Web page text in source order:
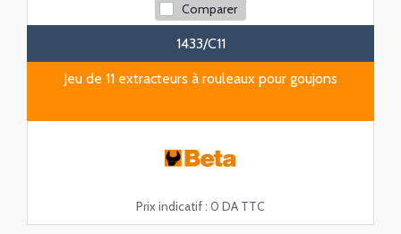
Comparer
1433/C11
Jeu de 11 extracteurs à rouleaux pour goujons
Prix indicatif : 0 DA TTC